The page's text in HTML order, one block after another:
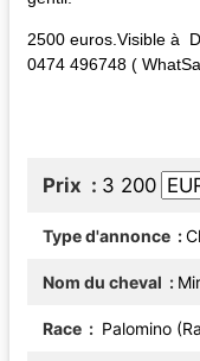
2500 euros.Visible à
0474 496748 (
Prix 3 200
Type d'annonce
Nom du cheval
Race Palomino